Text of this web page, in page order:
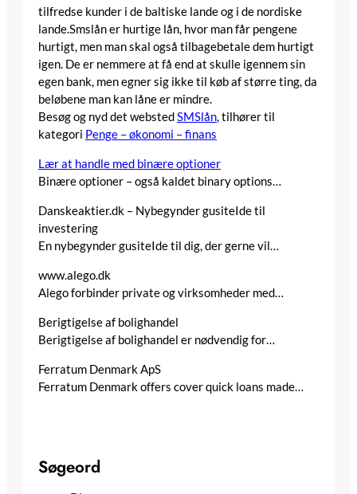
tilfredse kunder i de baltiske lande og i de nordiske
lande.Smslån er hurtige lån, hvor man får pengene
hurtigt, men man skal også tilbagebetale dem hurtigt
igen. De er nemmere at få end at skulle igennem sin
egen bank, men egner sig ikke til køb af større ting, da
beløbene man kan låne er mindre.
Besøg og nyd det websted SMSlån , tilhører til
kategori Penge – økonomi – finans
Lær at handle med binære optioner
Binære optioner – også kaldet binary options…
Danskeaktier.dk – Nybegynder gusiteIde til
investering
En nybegynder gusiteIde til dig, der gerne vil…
www.alego.dk
Alego forbinder private og virksomheder med…
Berigtigelse af bolighandel
Berigtigelse af bolighandel er nødvendig for…
Ferratum Denmark ApS
Ferratum Denmark offers cover quick loans made…
Søgeord